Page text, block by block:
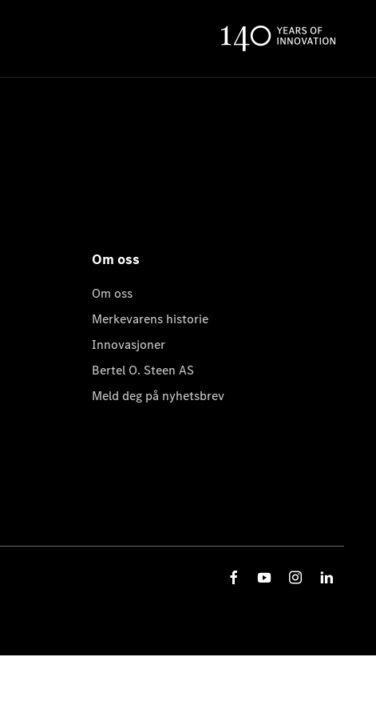
Om oss
Om oss
Merkevarens historie
Innovasjoner
Bertel O. Steen AS
Meld deg på nyhetsbrev